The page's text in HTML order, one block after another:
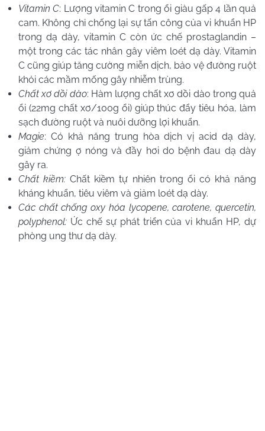
Vitamin C: Lượng vitamin C trong ổi giàu gấp 4 lần quả
cam. Không chỉ chống lại sự tấn công của vi khuẩn HP
trong dạ dày, vitamin C còn ức chế prostaglandin –
một trong các tác nhân gây viêm loét dạ dày. Vitamin
C cũng giúp tăng cường miễn dịch, bảo vệ đường ruột
khỏi các mầm mống gây nhiễm trùng.
Chất xơ dồi dào: Hàm lượng chất xơ dồi dào trong quả
ổi (22mg chất xơ/100g ổi) giúp thúc đẩy tiêu hóa, làm
sạch đường ruột và nuôi dưỡng lợi khuẩn.
Magie: Có khả năng trung hòa dịch vị acid dạ dày,
giảm chứng ợ nóng và đầy hơi do bệnh đau dạ dày
gây ra.
Chất kiềm: Chất kiềm tự nhiên trong ổi có khả năng
kháng khuẩn, tiêu viêm và giảm loét dạ dày.
Các chất chống oxy hóa lycopene, carotene, quercetin,
polyphenol: Ức chế sự phát triển của vi khuẩn HP, dự
phòng ung thư dạ dày.